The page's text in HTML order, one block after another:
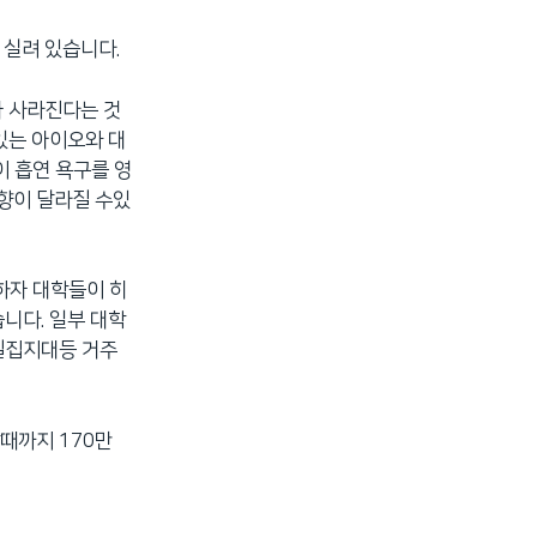
려 있습니다.
사라진다는 것
아이오와 대
흡연 욕구를 영
이 달라질 수있
대학들이 히
다. 일부 대학
지대등 거주
까지 170만